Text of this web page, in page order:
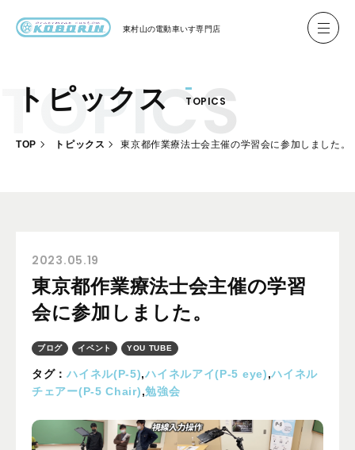
東村山の電動車いす専門店
ハイネル Hineru
ブリッジ BRIDGE TR
会社概要
プライバシーポリシー
ニュース
トピックス TOPICS
TOP トピックス 東京都作業療法士会主催の学習会に参加しました。
2023.05.19
東京都作業療法士会主催の学習
会に参加しました。
ブログ イベント YOU TUBE
タグ：ハイネル(P-5),ハイネルアイ(P-5 eye),ハイネル
チェアー(P-5 Chair),勉強会